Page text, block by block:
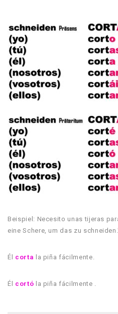
Beispiel: Necesito unas tijeras
eine Schere, um das zu
Él corta la piña fácilmente.
Él cortó la piña fácilmente .